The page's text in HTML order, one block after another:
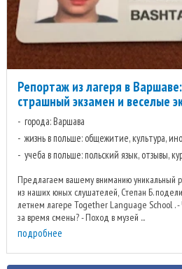
Репортаж из лагеря в
страшный экзамен и веселые
города: Варшава
жизнь в польше: общежитие, культура,
учеба в польше: польский язык, отзывы,
Предлагаем вашему вниманию уникальный
из наших юных слушателей, Степан Б.
летнем лагере Together Language School . -
за время смены? - Поход в музей ...
подробнее